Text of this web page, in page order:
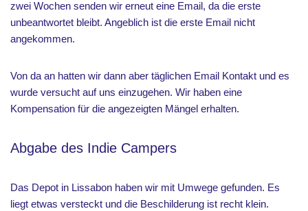
zwei Wochen senden wir erneut eine Email, da die erste
unbeantwortet bleibt. Angeblich ist die erste Email nicht
angekommen.
Von da an hatten wir dann aber täglichen Email Kontakt und es
wurde versucht auf uns einzugehen. Wir haben eine
Kompensation für die angezeigten Mängel erhalten.
Abgabe des Indie Campers
Das Depot in Lissabon haben wir mit Umwege gefunden. Es
liegt etwas versteckt und die Beschilderung ist recht klein.